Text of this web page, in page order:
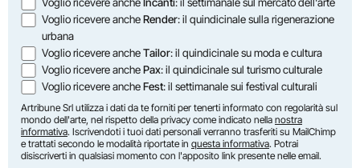
Voglio ricevere ancheRender: il quindicinale sulla rigenerazione
urbana
Voglio ricevere ancheTailor: il quindicinale su moda e cultura
Voglio ricevere anchePax: il quindicinale sul turismo culturale
Voglio ricevere ancheFest: il settimanale sui festival culturali
Artribune Srl utilizza i dati da te forniti per tenerti informato con regolarità sul
mondo dell'arte, nel rispetto della privacy come indicato nella nostra
informativa. Iscrivendoti i tuoi dati personali verranno trasferiti su MailChimp
e trattati secondo le modalità riportate in questa informativa. Potrai
disiscriverti in qualsiasi momento con l'apposito link presente nelle email.